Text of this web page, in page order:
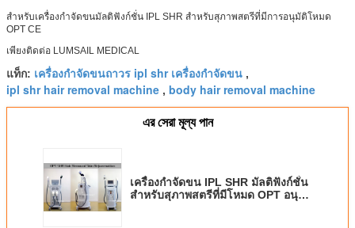
สำหรับเครื่องกำจัดขนมัลติฟังก์ชั่น IPL SHR สำหรับสุภาพสตรีที่มีการอนุมัติโหมด
OPT CE
เพียงติดต่อ LUMSAIL MEDICAL
แท็ก: เครื่องกำจัดขนถาวร ipl shr เครื่องกำจัดขน ,
ipl shr hair removal machine , body hair removal machine
এর সেরা মূল্য পান
เครื่องกำจัดขน IPL SHR มัลติฟังก์ชั่น
สำหรับสุภาพสตรีที่มีโหมด OPT อนุมัติ